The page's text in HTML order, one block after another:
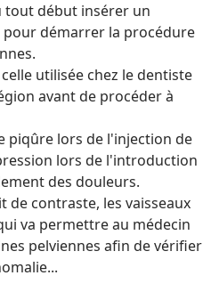
tout début insérer un
pour démarrer la procédure
utilisée chez le dentiste
avant de procéder à
piqûre lors de l'injection de
lors de l'introduction
des douleurs.
contraste, les vaisseaux
va permettre au médecin
pelviennes afin de vérifier